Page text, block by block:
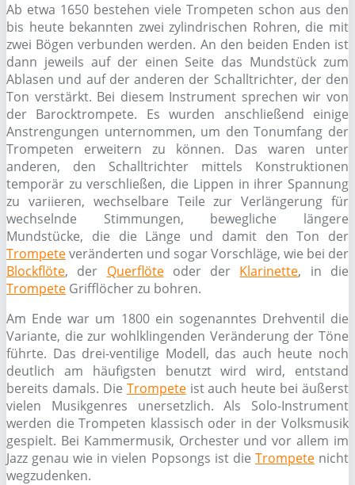
Ab etwa 1650 bestehen viele Trompeten schon aus den
bis heute bekannten zwei zylindrischen Rohren, die mit
zwei Bögen verbunden werden. An den beiden Enden ist
dann jeweils auf der einen Seite das Mundstück zum
Ablasen und auf der anderen der Schalltrichter, der den
Ton verstärkt. Bei diesem Instrument sprechen wir von
der Barocktrompete. Es wurden anschließend einige
Anstrengungen unternommen, um den Tonumfang der
Trompeten erweitern zu können. Das waren unter
anderen, den Schalltrichter mittels Konstruktionen
temporär zu verschließen, die Lippen in ihrer Spannung
zu variieren, wechselbare Teile zur Verlängerung für
wechselnde Stimmungen, bewegliche längere
Mundstücke, die die Länge und damit den Ton der
Trompeteveränderten und sogar Vorschläge, wie bei der
Blockflöte, der Querflöteoder der Klarinette, in die
Trompete Grifflöcher zu bohren.
Am Ende war um 1800 ein sogenanntes Drehventil die
Variante, die zur wohlklingenden Veränderung der Töne
führte. Das drei-ventilige Modell, das auch heute noch
deutlich am häufigsten benutzt wird wird, entstand
bereits damals. Die Trompeteist auch heute bei äußerst
vielen Musikgenres unersetzlich. Als Solo-Instrument
werden die Trompeten klassisch oder in der Volksmusik
gespielt. Bei Kammermusik, Orchester und vor allem im
Jazz genau wie in vielen Popsongs ist die Trompetenicht
wegzudenken.